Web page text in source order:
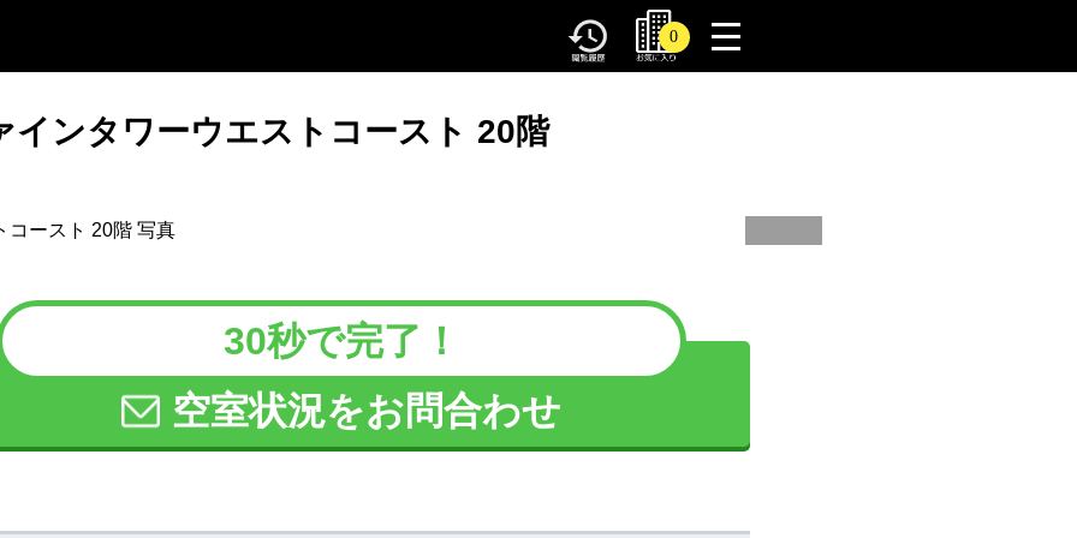
0
toggle
navigation
インタワーウエストコースト 20階
30秒で完了！
空室状況をお問合わせ